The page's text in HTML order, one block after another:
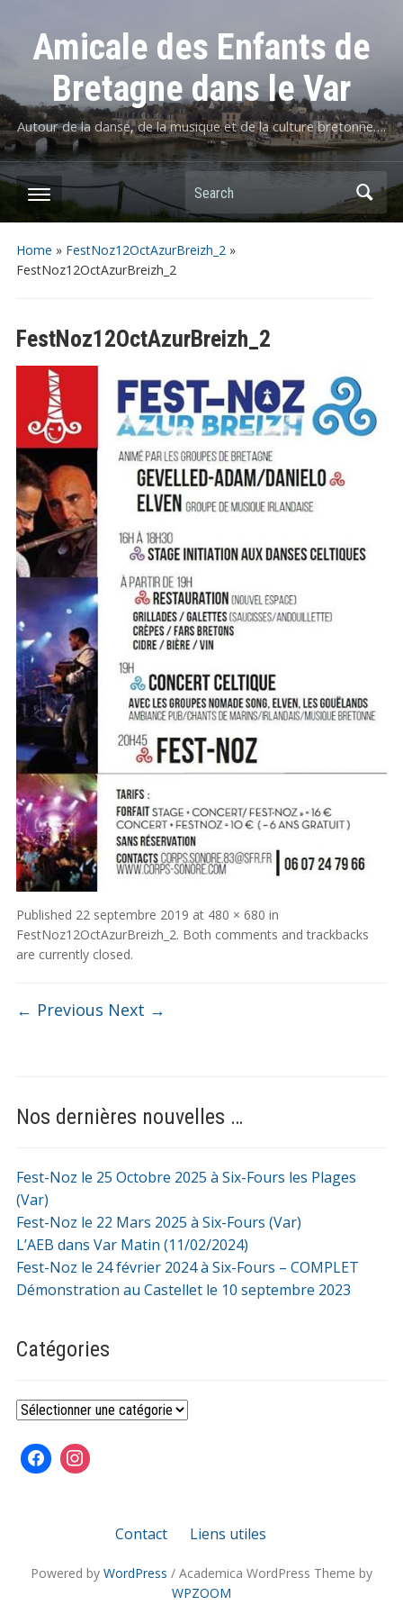
Amicale des Enfants de
Bretagne dans le Var
Autour de la danse, de la musique et de la culture bretonne….
Home » FestNoz12OctAzurBreizh_2»
FestNoz12OctAzurBreizh_2
FestNoz12OctAzurBreizh_2
Published 22 septembre 2019 at 480 × 680 in
FestNoz12OctAzurBreizh_2. Both comments and trackbacks
are currently closed.
← Previous Next →
Nos dernières nouvelles …
Fest-Noz le 25 Octobre 2025 à Six-Fours les Plages
(Var)
Fest-Noz le 22 Mars 2025 à Six-Fours (Var)
L’AEB dans Var Matin (11/02/2024)
Fest-Noz le 24 février 2024 à Six-Fours – COMPLET
Démonstration au Castellet le 10 septembre 2023
Catégories
Catégories
Contact Liens utiles
Powered by WordPress / Academica WordPress Theme by
WPZOOM